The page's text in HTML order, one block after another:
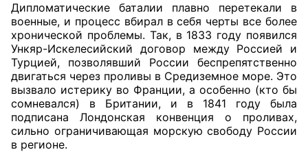
Дипломатические баталии плавно перетекали в
военные, и процесс вбирал в себя черты все более
хронической проблемы. Так, в 1833 году появился
Ункяр-Искелесийский договор между Россией и
Турцией, позволявший России беспрепятственно
двигаться через проливы в Средиземное море. Это
вызвало истерику во Франции, а особенно (кто бы
сомневался) в Британии, и в 1841 году была
подписана Лондонская конвенция о проливах,
сильно ограничивающая морскую свободу России
в регионе.